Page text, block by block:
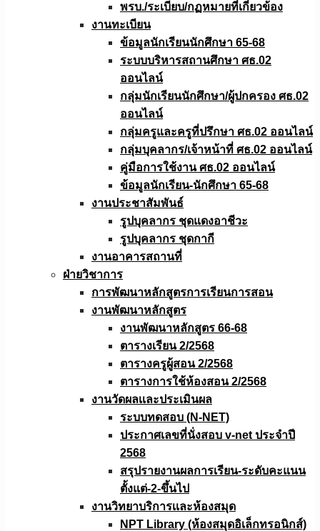
พรบ./ระเบียบ/กฏหมายที่เกี่ยวข้อง
งานทะเบียน
ข้อมูลนักเรียนนักศึกษา 65-68
ระบบบริหารสถานศึกษา ศธ.02
ออนไลน์
กลุ่มนักเรียนนักศึกษา/ผู้ปกครอง ศธ.02
ออนไลน์
กลุ่มครูและครูที่ปรึกษา ศธ.02 ออนไลน์
กลุ่มบุคลากร/เจ้าหน้าที่ ศธ.02 ออนไลน์
คู่มือการใช้งาน ศธ.02 ออนไลน์
ข้อมูลนักเรียน-นักศึกษา 65-68
งานประชาสัมพันธ์
รูปบุคลากร ชุดแดงอาชีวะ
รูปบุคลากร ชุดกากี
งานอาคารสถานที่
ฝ่ายวิชาการ
การพัฒนาหลักสูตรการเรียนการสอน
งานพัฒนาหลักสูตร
งานพัฒนาหลักสูตร 66-68
ตารางเรียน 2/2568
ตารางครูผู้สอน 2/2568
ตารางการใช้ห้องสอน 2/2568
งานวัดผลเเละประเมินผล
ระบบทดสอบ (N-NET)
ประกาศเลขที่นั่งสอบ v-net ประจำปี
2568
สรุปรายงานผลการเรียน-ระดับคะแนน
ตั้งแต่-2-ขึ้นไป
งานวิทยาบริการเเละห้องสมุด
NPT Library (ห้องสมุดอิเล็กทรอนิกส์)